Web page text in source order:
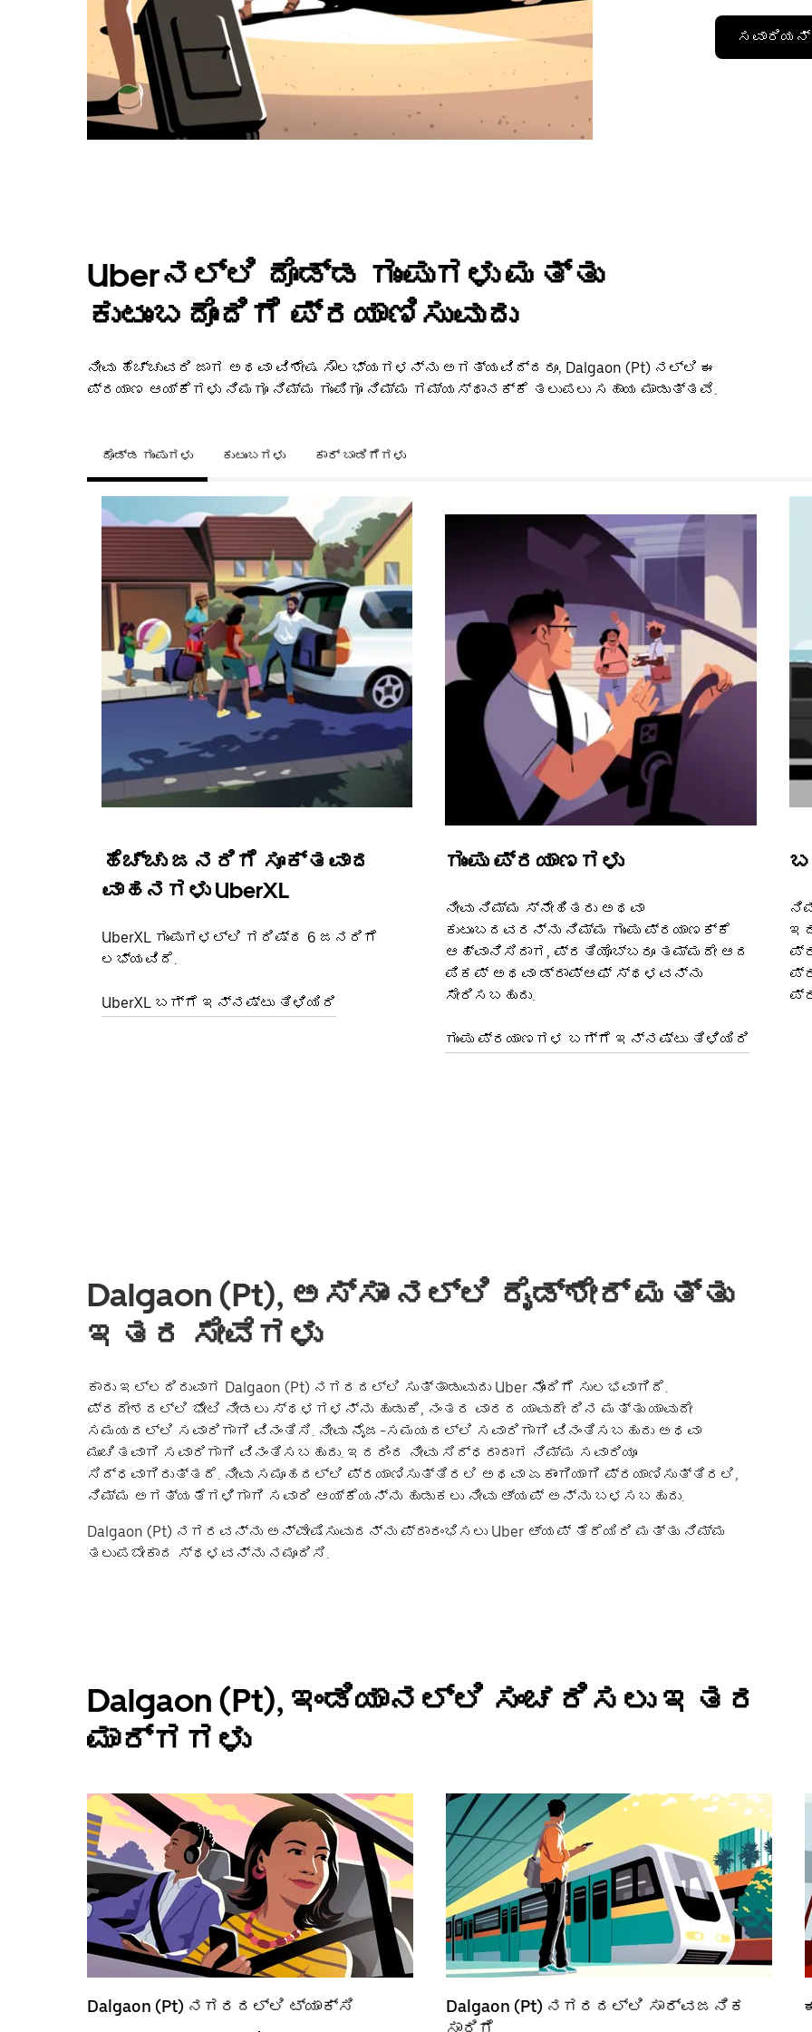
Uberನಲ್ಲಿ ದೊಡ್ಡ ಗುಂಪುಗಳು ಮತ್ತು
ಕುಟುಂಬದೊಂದಿಗೆ ಪ್ರಯಾಣಿಸುವುದು
ನೀವು ಹೆಚ್ಚುವರಿ ಜಾಗ ಅಥವಾ ವಿಶೇಷ ಸೌಲಭ್ಯಗಳನ್ನು ಅಗತ್ಯವಿದ್ದರೂ, Dalgaon (Pt) ನಲ್ಲಿ ಈ
ಪ್ರಯಾಣ ಆಯ್ಕೆಗಳು ನಿಮಗೂ ನಿಮ್ಮ ಗುಂಪಿಗೂ ನಿಮ್ಮ ಗಮ್ಯಸ್ಥಾನಕ್ಕೆ ತಲುಪಲು ಸಹಾಯ ಮಾಡುತ್ತವೆ.
ದೊಡ್ಡ ಗುಂಪುಗಳು ಕುಟುಂಬಗಳು ಕಾರ್ ಬಾಡಿಗೆಗಳು
ಹೆಚ್ಚು ಜನರಿಗೆ ಸೂಕ್ತವಾದ
ವಾಹನಗಳು UberXL
UberXL ಗುಂಪುಗಳಲ್ಲಿ ಗರಿಷ್ಠ 6 ಜನರಿಗೆ
ಲಭ್ಯವಿದೆ.
UberXL ಬಗ್ಗೆ ಇನ್ನಷ್ಟು ತಿಳಿಯಿರಿ
ಗುಂಪು ಪ್ರಯಾಣಗಳು
ನೀವು ನಿಮ್ಮ ಸ್ನೇಹಿತರು ಅಥವಾ
ಕುಟುಂಬದವರನ್ನು ನಿಮ್ಮ ಗುಂಪು ಪ್ರಯಾಣಕ್ಕೆ
ಆಹ್ವಾನಿಸಿದಾಗ, ಪ್ರತಿಯೊಬ್ಬರೂ ತಮ್ಮದೇ ಆದ
ಪಿಕಪ್ ಅಥವಾ ಡ್ರಾಪ್‌ಆಫ್ ಸ್ಥಳವನ್ನು
ಸೇರಿಸಬಹುದು.
ಗುಂಪು ಪ್ರಯಾಣಗಳ ಬಗ್ಗೆ ಇನ್ನಷ್ಟು ತಿಳಿಯಿರಿ
Dalgaon (Pt), ಅಸ್ಸಾಂ ನಲ್ಲಿ ರೈಡ್‌ಶೇರ್ ಮತ್ತು
ಇತರ ಸೇವೆಗಳು
ಕಾರು ಇಲ್ಲದಿರುವಾಗ Dalgaon (Pt) ನಗರದಲ್ಲಿ ಸುತ್ತಾಡುವುದು Uber ನೊಂದಿಗೆ ಸುಲಭವಾಗಿದೆ.
ಪ್ರದೇಶದಲ್ಲಿ ಭೇಟಿ ನೀಡಲು ಸ್ಥಳಗಳನ್ನು ಹುಡುಕಿ, ನಂತರ ವಾರದ ಯಾವುದೇ ದಿನ ಮತ್ತು ಯಾವುದೇ
ಸಮಯದಲ್ಲಿ ಸವಾರಿಗಾಗಿ ವಿನಂತಿಸಿ. ನೀವು ನೈಜ-ಸಮಯದಲ್ಲಿ ಸವಾರಿಗಾಗಿ ವಿನಂತಿಸಬಹುದು ಅಥವಾ
ಮುಂಚಿತವಾಗಿ ಸವಾರಿಗಾಗಿ ವಿನಂತಿಸಬಹುದು. ಇದರಿಂದ ನೀವು ಸಿದ್ಧರಾದಾಗ ನಿಮ್ಮ ಸವಾರಿಯೂ
ಸಿದ್ಧವಾಗಿರುತ್ತದೆ. ನೀವು ಸಮೂಹದಲ್ಲಿ ಪ್ರಯಾಣಿಸುತ್ತಿರಲಿ ಅಥವಾ ಏಕಾಂಗಿಯಾಗಿ ಪ್ರಯಾಣಿಸುತ್ತಿರಲಿ,
ನಿಮ್ಮ ಅಗತ್ಯತೆಗಳಿಗಾಗಿ ಸವಾರಿ ಆಯ್ಕೆಯನ್ನು ಹುಡುಕಲು ನೀವು ಆ್ಯಪ್ ಅನ್ನು ಬಳಸಬಹುದು.
Dalgaon (Pt) ನಗರವನ್ನು ಅನ್ವೇಷಿಸುವುದನ್ನು ಪ್ರಾರಂಭಿಸಲು Uber ಆ್ಯಪ್ ತೆರೆಯಿರಿ ಮತ್ತು ನಿಮ್ಮ
ತಲುಪಬೇಕಾದ ಸ್ಥಳವನ್ನು ನಮೂದಿಸಿ.
Dalgaon (Pt), ಇಂಡಿಯಾನಲ್ಲಿ ಸಂಚರಿಸಲು ಇತರ
ಮಾರ್ಗಗಳು
Dalgaon (Pt)‌ ನಗರದಲ್ಲಿ ಟ್ಯಾಕ್ಸಿ
Dalgaon (Pt) ನಗರದಲ್ಲಿ ಸಾರ್ವಜನಿಕ
ಸಾರಿಗೆ